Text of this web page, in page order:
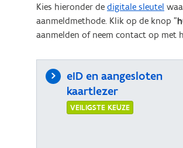
Kies hieronder de digitale sleutel
aanmeldmethode. Klik op de knop "
aanmelden of neem contact op met
eID en aangesloten
kaartlezer
VEILIGSTE KEUZE